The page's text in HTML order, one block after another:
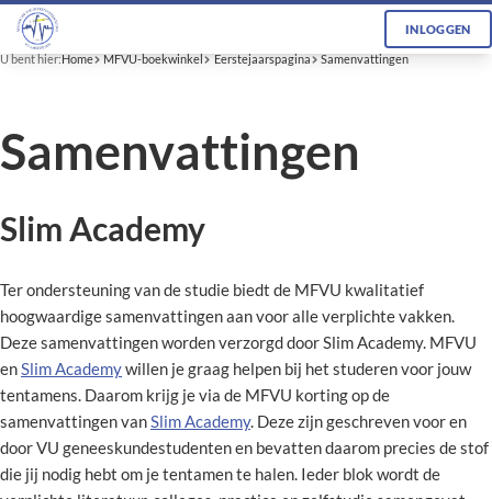
INLOGGEN
U bent hier:Home MFVU-boekwinkel Eerstejaarspagina Samenvattingen
Samenvattingen
Slim Academy
Ter ondersteuning van de studie biedt de MFVU kwalitatief
hoogwaardige samenvattingen aan voor alle verplichte vakken.
Deze samenvattingen worden verzorgd door Slim Academy. MFVU
en Slim Academywillen je graag helpen bij het studeren voor jouw
tentamens. Daarom krijg je via de MFVU korting op de
samenvattingen van Slim Academy. Deze zijn geschreven voor en
door VU geneeskundestudenten en bevatten daarom precies de stof
die jij nodig hebt om je tentamen te halen. Ieder blok wordt de